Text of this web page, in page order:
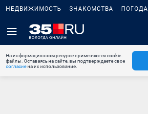
НЕДВИЖИМОСТЬ ЗНАКОМСТВА ПОГОДА
На информационном ресурсе применяются cookie-
файлы. Оставаясь на сайте, вы подтверждаете свое
согласиена их использование.